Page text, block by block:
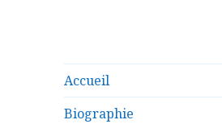
Accueil
Biographie